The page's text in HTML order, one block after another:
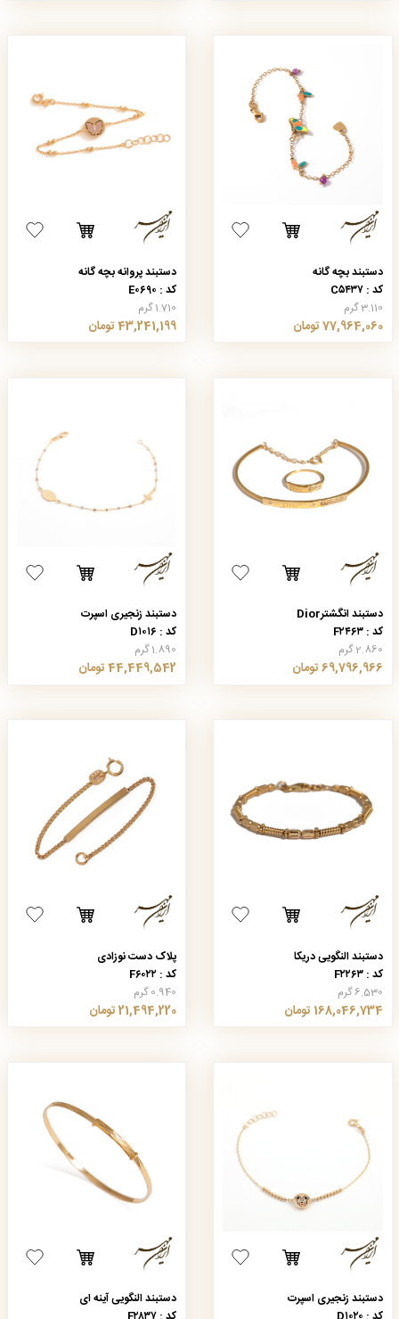
دستبند بچه گانه
کد : C۵۴۳۷
3.110 گرم
77,964,060 تومان
دستبند پروانه بچه گانه
کد : E۰۶۹۰
1.710 گرم
43,241,199 تومان
دستبند انگشترDior
کد : F۲۴۶۳
2.860 گرم
69,796,966 تومان
دستبند زنجیری اسپرت
کد : D۱۰۱۶
1.890 گرم
44,449,542 تومان
دستبند النگویی دریکا
کد : F۲۲۶۳
6.530 گرم
168,046,734 تومان
پلاک دست نوزادی
کد : F۶۰۲۲
0.940 گرم
21,494,220 تومان
دستبند زنجیری اسپرت
دستبند النگویی آینه ای